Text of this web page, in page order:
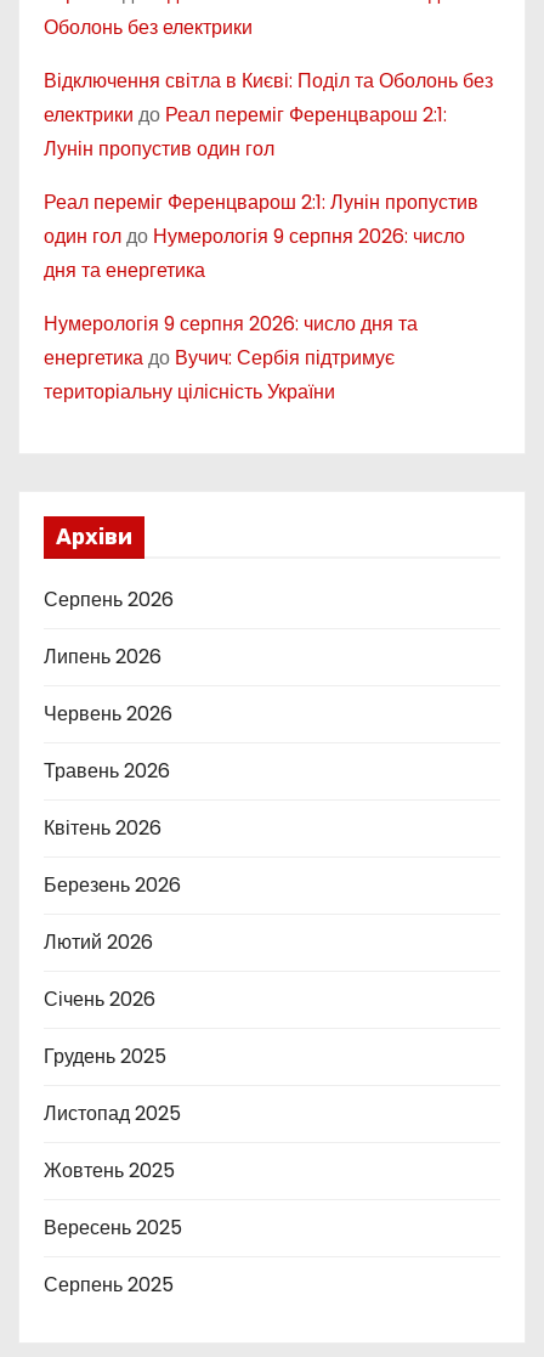
Оболонь без електрики
Відключення світла в Києві: Поділ та Оболонь без
електрики до Реал переміг Ференцварош 2:1:
Лунін пропустив один гол
Реал переміг Ференцварош 2:1: Лунін пропустив
один голдо Нумерологія 9 серпня 2026: число
дня та енергетика
Нумерологія 9 серпня 2026: число дня та
енергетикадо Вучич: Сербія підтримує
територіальну цілісність України
Архіви
Серпень 2026
Липень 2026
Червень 2026
Травень 2026
Квітень 2026
Березень 2026
Лютий 2026
Січень 2026
Грудень 2025
Листопад 2025
Жовтень 2025
Вересень 2025
Серпень 2025